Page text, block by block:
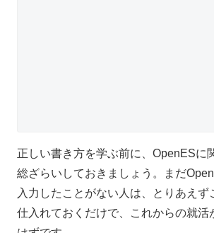
正しい書き方を学ぶ前に、OpenESに
総ざらいしておきましょう。まだ
入力したことがない人は、とりあえず
仕入れておくだけで、これからの就活